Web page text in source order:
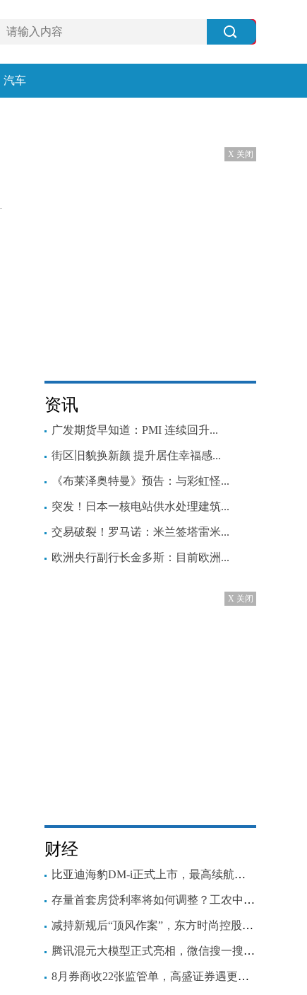
汽车
X 关闭
资讯
广发期货早知道：PMI 连续回升...
街区旧貌换新颜 提升居住幸福感...
《布莱泽奥特曼》预告：与彩虹怪...
突发！日本一核电站供水处理建筑...
交易破裂！罗马诺：米兰签塔雷米...
欧洲央行副行长金多斯：目前欧洲...
X 关闭
财经
比亚迪海豹DM-i正式上市，最高续航可超1300km
存量首套房贷利率将如何调整？工农中建四家银行细则出炉
减持新规后“顶风作案”，东方时尚控股股东连收处罚，还需回购股份
腾讯混元大模型正式亮相，微信搜一搜、腾讯游戏等业务已接入测试
8月券商收22张监管单，高盛证券遇更名后“首罚”